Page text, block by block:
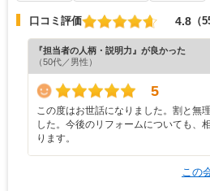
口コミ評価 4.8 （
『担当者の人柄・説明力』が良かった
（50代／男性）
5
この度はお世話になりました。割と無
した。今後のリフォームについても、
ります。
この